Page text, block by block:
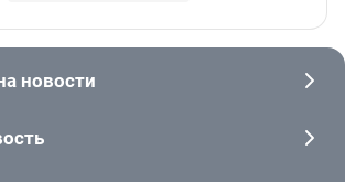
новости